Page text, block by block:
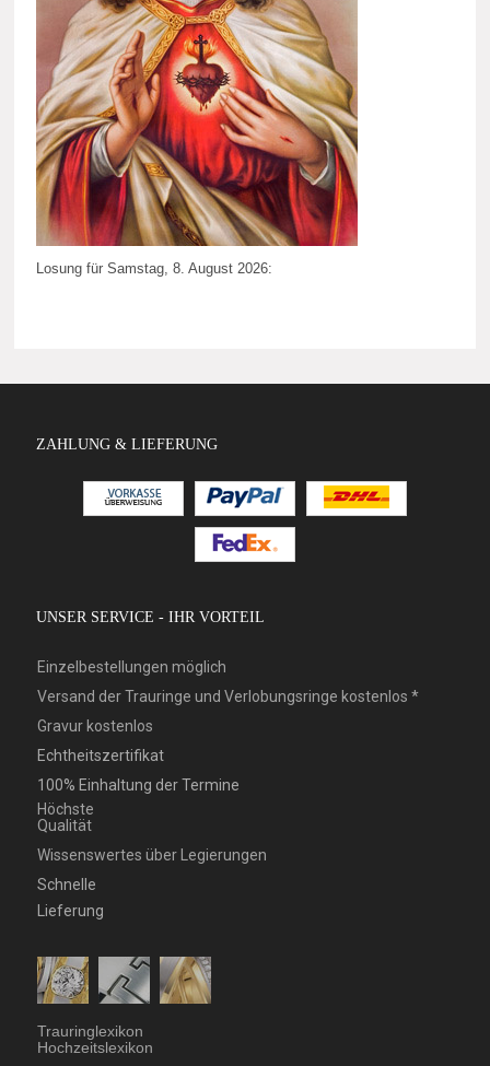
Losung für Samstag, 8. August 2026:
ZAHLUNG & LIEFERUNG
UNSER SERVICE - IHR VORTEIL
Einzelbestellungen möglich
Versand der Trauringe und Verlobungsringe kostenlos *
Gravur kostenlos
Echtheitszertifikat
100% Einhaltung der Termine
Höchste
Qualität
Wissenswertes über Legierungen
Schnelle
Lieferung
Trauringlexikon
Hochzeitslexikon